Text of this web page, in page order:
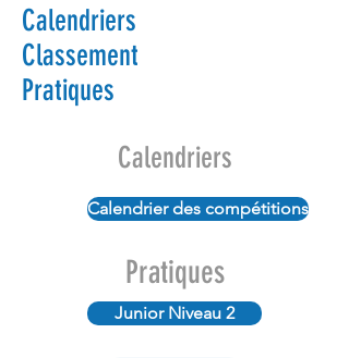
Calendriers
Classement
Pratiques
Calendriers
Calendrier des compétitions
Pratiques
Junior Niveau 2